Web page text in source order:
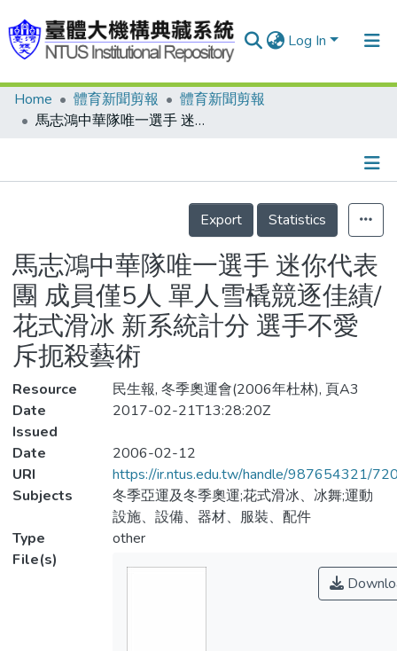
Log In
Communities & Collections
Statistics
Home 體育新聞剪報
體育新聞剪報
馬志鴻中華隊唯一選手 迷你代表團 成員僅5人 單人雪橇競逐佳績/花式滑冰 新系統計分 選手不愛 斥扼殺藝術
Details
Export
Statistics
馬志鴻中華隊唯一選手 迷你代表
團 成員僅5人 單人雪橇競逐佳績/
花式滑冰 新系統計分 選手不愛
斥扼殺藝術
Resource
民生報, 冬季奧運會(2006年杜林), 頁A3
Date
Issued
2017-02-21T13:28:20Z
Date
2006-02-12
URI
https://ir.ntus.edu.tw/handle/987654321/
Subjects
冬季亞運及冬季奧運;花式滑冰、冰舞;運動
設施、設備、器材、服裝、配件
Type
other
File(s)